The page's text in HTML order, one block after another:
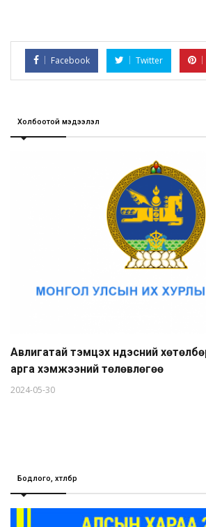
Facebook Twitter
Холбоотой мэдээлэл
Авлигатай тэмцэх үндэсний
арга хэмжээний төлөвлөгөө
2024-05-30
Бодлого, хөтөлбөр